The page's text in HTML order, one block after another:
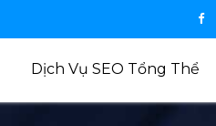
Dịch Vụ SEO Tổng Thể